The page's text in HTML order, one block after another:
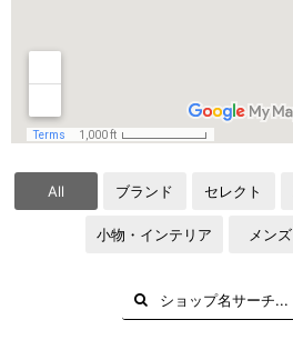
All ブランド セレクト
小物・インテリア メンズ